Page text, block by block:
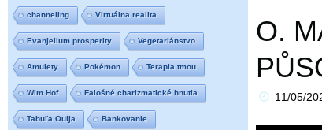
O.
11/05/
channeling Virtuálna realita
Evanjelium prosperity Vegetariánstvo
Amulety Pokémon Terapia tmou
Wim Hof Falošné charizmatické hnutia
Tabuľa Ouija Bankovanie